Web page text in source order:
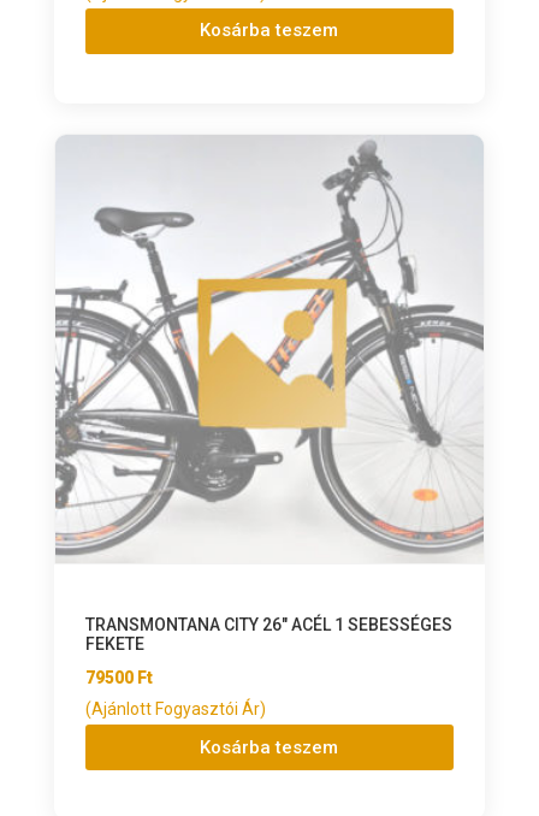
Kosárba teszem
TRANSMONTANA CITY 26″ ACÉL 1 SEBESSÉGES
FEKETE
79500 Ft
(Ajánlott Fogyasztói Ár)
Kosárba teszem